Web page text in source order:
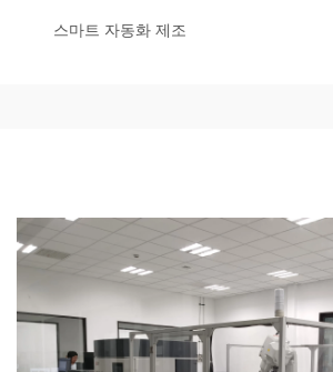
스마트 자동화 제조